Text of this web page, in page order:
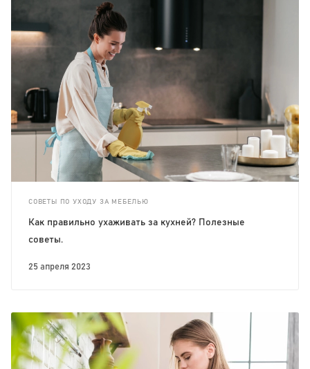
СОВЕТЫ ПО УХОДУ ЗА МЕБЕЛЬЮ
25 апреля 2023
Как правильно ухаживать за кухней? Полезные
советы.